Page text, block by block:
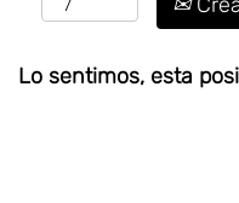
Lo sentimos, esta